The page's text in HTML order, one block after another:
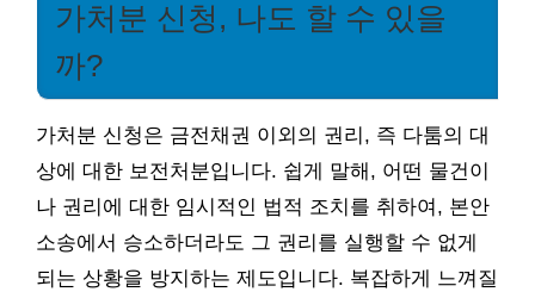
가처분 신청, 나도 할 수 있을
까?
가처분 신청은 금전채권 이외의 권리, 즉 다툼의 대
상에 대한 보전처분입니다. 쉽게 말해, 어떤 물건이
나 권리에 대한 임시적인 법적 조치를 취하여, 본안
소송에서 승소하더라도 그 권리를 실행할 수 없게
되는 상황을 방지하는 제도입니다. 복잡하게 느껴질